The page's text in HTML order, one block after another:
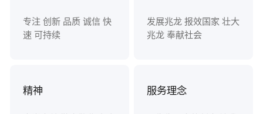
专注 创新 品质 诚信 快
速 可持续
发展兆龙 报效国家 壮大
兆龙 奉献社会
精神 服务理念